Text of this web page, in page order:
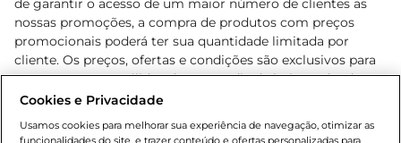
de garantir o acesso de um maior número de clientes as
nossas promoções, a compra de produtos com preços
promocionais poderá ter sua quantidade limitada por
cliente. Os preços, ofertas e condições são exclusivos para
o e-commerce e válidos durante o dia de hoje, podendo
sofrer alterações sem prévia notificação. Proibida a venda
Lei n.º 8069/90, art. 81, inciso II (Estatuto da Criança e do
Cookies e Privacidade
Usamos cookies para melhorar sua experiência de navegação, otimizar as
funcionalidades do site, e trazer conteúdo e ofertas personalizadas para